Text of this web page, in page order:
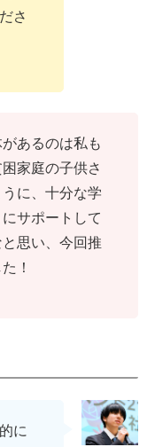
さ
あるのは私も
家庭の子供さ
に、十分な学
サポートして
思い、今回推
！
に